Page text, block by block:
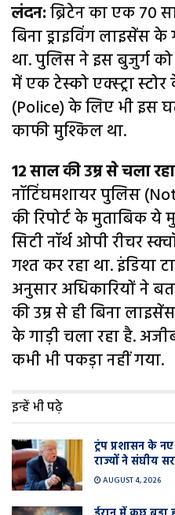
लंदन:ब्रिटेन का एक 70
बिना ड्राइविंग लाइसेंस के
था. पुलिस ने इस बुजुर्ग
में एक टेस्को एक्स्ट्रा
(Police) के लिए भी इस
काफी मुश्किल था.
12 साल की उम्र से चला
नॉटिंघमशायर पुलिस
की रिपोर्ट के मुताबिक
सिटी नॉर्थ ओपी रीचर
गश्त कर रहा था. इंडिया
अनुसार अधिकारियों ने
की उम्र से ही बिना
के गाड़ी चला रहा है.
कभी भी पकड़ा नहीं गया.
इन्हें भी पढ़े
ट्रंप प्रशासन के
राज्यों ने संघीय
AUGUST 4, 2026